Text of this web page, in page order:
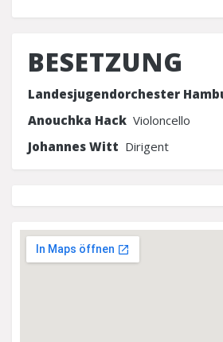
BESETZUNG
Landesjugendorchester
Anouchka Hack Violoncello
Johannes Witt Dirigent